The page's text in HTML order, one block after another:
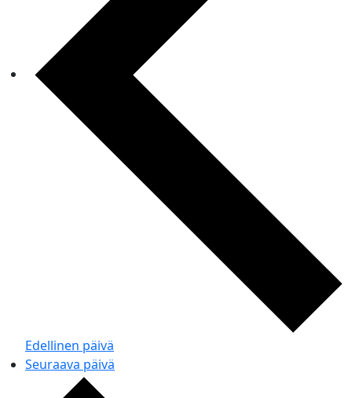
Edellinen päivä
Seuraava päivä